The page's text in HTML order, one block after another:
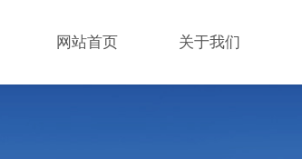
网站首页 关于我们